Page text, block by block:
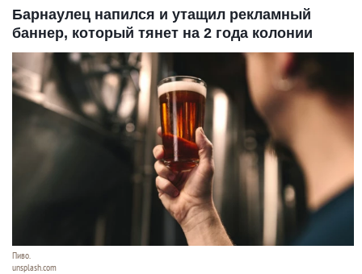
Барнаулец напился и утащил рекламный
баннер, который тянет на 2 года колонии
Пиво.
unsplash.com